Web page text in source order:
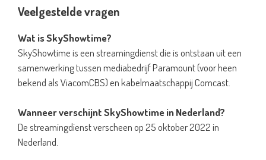
Veelgestelde vragen
Wat is SkyShowtime?
SkyShowtime is een streamingdienst die is ontstaan uit een
samenwerking tussen mediabedrijf Paramount (voor heen
bekend als ViacomCBS) en kabelmaatschappij Comcast.
Wanneer verschijnt SkyShowtime in Nederland?
De streamingdienst verscheen op 25 oktober 2022 in
Nederland.